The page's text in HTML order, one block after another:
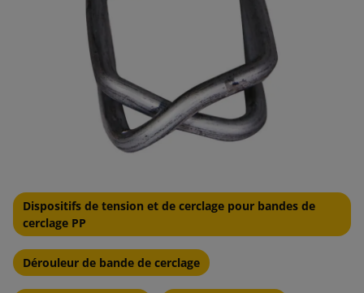
Dispositifs de tension et de cerclage pour bandes de
cerclage PP
Dérouleur de bande de cerclage